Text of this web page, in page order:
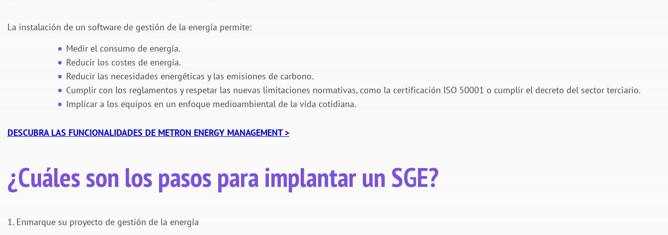
La instalación de un software de gestión de la energía permite:
Medir el consumo de energía.
Reducir los costes de energía.
Reducir las necesidades energéticas y las emisiones de carbono.
Cumplir con los reglamentos y respetar las nuevas limitaciones normativas, como la certificación ISO 50001 o cumplir el decreto del sector terciario.
Implicar a los equipos en un enfoque medioambiental de la vida cotidiana.
DESCUBRA LAS FUNCIONALIDADES DE METRON ENERGY MANAGEMENT >
¿Cuáles son los pasos para implantar un SGE?
1. Enmarque su proyecto de gestión de la energía